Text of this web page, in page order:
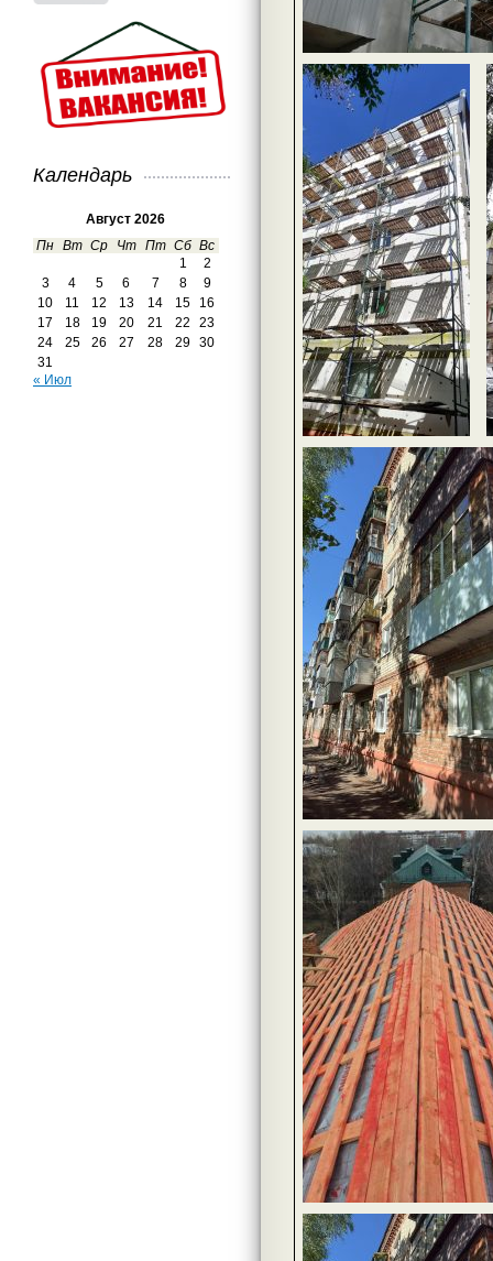
Календарь
Август 2026
Пн Вт Ср Чт Пт Сб Вс
1
2
3
4 5 6 7 8
9
10
11 12 13 14 15
16
17
18 19 20 21 22
23
24
25 26 27 28 29
30
31
« Июл